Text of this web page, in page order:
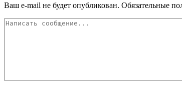
Ваш e-mail не будет опубликован. Обязательные